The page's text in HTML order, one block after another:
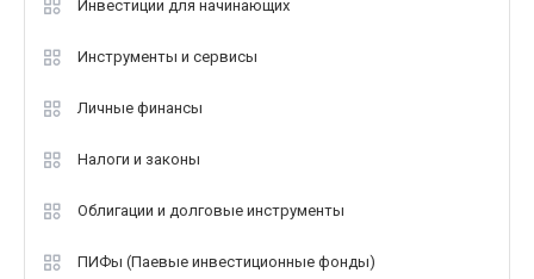
Инвестиции для начинающих
Инструменты и сервисы
Личные финансы
Налоги и законы
Облигации и долговые инструменты
ПИФы (Паевые инвестиционные фонды)